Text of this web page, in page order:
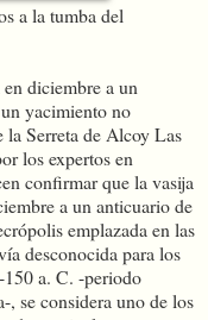
a la tumba del
diciembre a un
yacimiento no
la Serreta de Alcoy Las
los expertos en
confirmar que la vasija
a un anticuario de
emplazada en las
desconocida para los
150 a. C. -periodo
, se considera uno de los